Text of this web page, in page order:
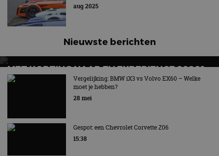
aug 2025
Nieuwste berichten
MET KORTING NAAR EV EXPERIENCE 2026?
AUTORAI REGELT HET!
EV Experience 2026 van 24 tot 26 september
Vergelijking: BMW iX3 vs Volvo EX60 – Welke
moet je hebben?
28 mei
Gespot: een Chevrolet Corvette Z06
15:38